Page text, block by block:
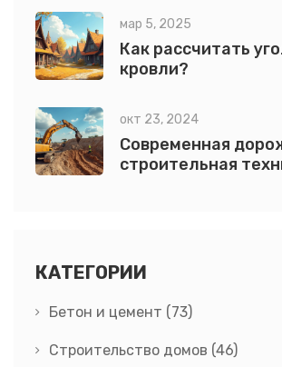
мар 5, 2025
Как рассчитать
кровли?
окт 23, 2024
Современная
строительная
КАТЕГОРИИ
Бетон и цемент (73)
Строительство домов (46)